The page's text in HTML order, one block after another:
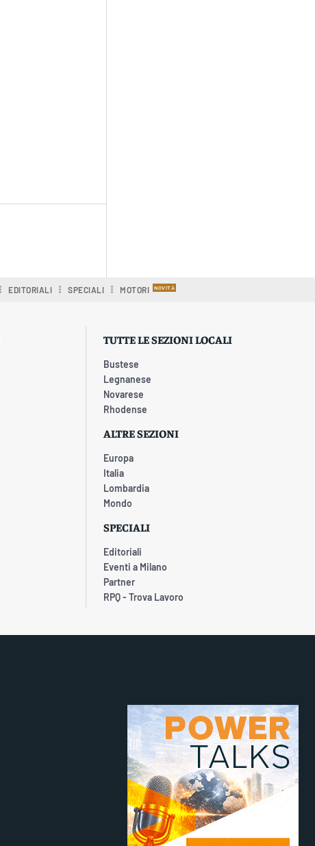
EDITORIALI SPECIALI MOTORI
TUTTE LE SEZIONI LOCALI
Bustese
Legnanese
Novarese
Rhodense
ALTRE SEZIONI
Europa
Italia
Lombardia
Mondo
SPECIALI
Editoriali
Eventi a Milano
Partner
RPQ - Trova Lavoro